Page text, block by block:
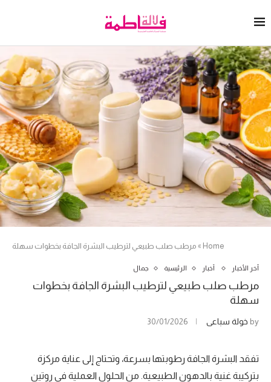
Home
» مرطب صلب طبيعي لترطيب البشرة الجافة بخطوات سهلة
آخر الأخبار أخبار الرئيسية جمال
مرطب صلب طبيعي لترطيب البشرة الجافة بخطوات
سهلة
by خولة سباعي 30/01/2026
تفقد البشرة الجافة رطوبتها بسرعة، وتحتاج إلى عناية مركزة
بتركيبة غنية بالدهون الطبيعية. من الحلول العملية في روتين